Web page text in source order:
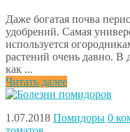
Даже богатая почва
удобрений. Самая
используется
растений очень давно. В
как ...
Читать далее
1.07.2018 Помидоры 0